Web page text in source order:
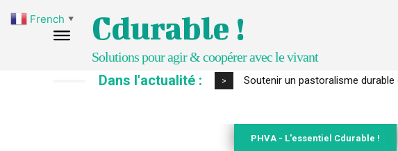
Cdurable !
Solutions pour agir & coopérer avec le vivant
Dans l'actualité : > S’inspirer de l’arbre pour un
PHVA - L'essentiel Cdurable !
French ▼